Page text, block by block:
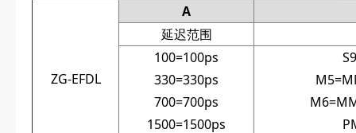
ZG-‌EFDL
A
延迟范围
100=100ps
330=330ps
700=700ps
1500=1500ps